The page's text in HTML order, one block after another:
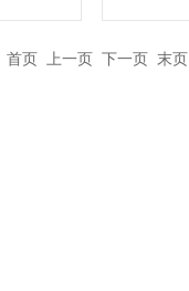
首页 上一页 下一页 末页